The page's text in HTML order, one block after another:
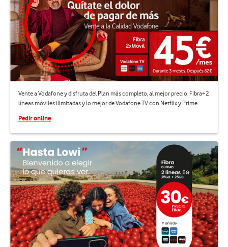
Vente a Vodafone y disfruta del Plan más completo, al mejor precio. Fibra+2
líneas móviles ilimitadas y lo mejor de Vodafone TV con Netflix y Prime.
Pedir online